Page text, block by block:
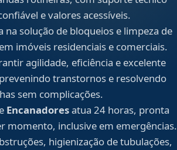
e valores acessíveis.
na solução de bloqueios e limpeza de
imóveis residenciais e comerciais.
agilidade, eficiência e excelente
transtornos e resolvendo
sem complicações.
Encanadoresatua 24 horas, pronta
momento, inclusive em emergências.
higienização de tubulações,